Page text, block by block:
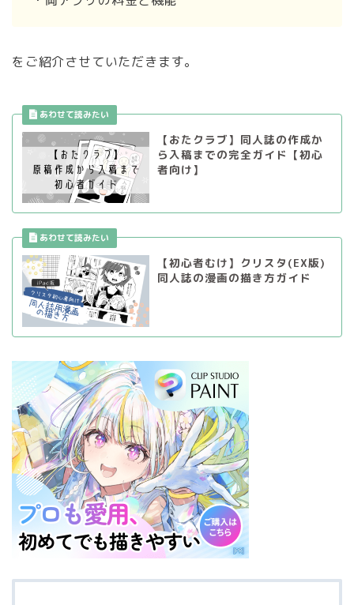
をご紹介させていただきます。
【おたクラブ】同人誌の作成か
ら入稿までの完全ガイド【初心
者向け】
【初心者むけ】クリスタ(EX版)
同人誌の漫画の描き方ガイド